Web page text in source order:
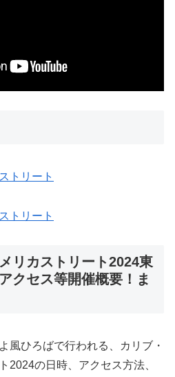
トリート
トリート
リカストリート2024東
クセス等開催概要！ま
風ひろばで行われる、カリブ・
2024の日時、アクセス方法、